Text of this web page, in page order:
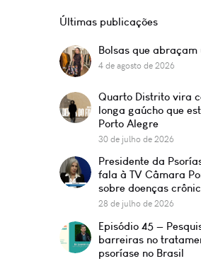
Últimas publicações
Bolsas que abraçam
4 de agosto de 2026
Quarto Distrito vira
longa gaúcho que
Porto Alegre
30 de julho de 2026
Presidente da
fala à TV Câmara
sobre doenças
28 de julho de 2026
Episódio 45 —
barreiras no
psoríase no Brasil